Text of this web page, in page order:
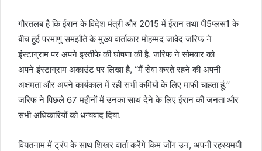
गौरतलब है कि ईरान के विदेश मंत्री और 2015 में ईरान तथा पी5प्लस1 के
बीच हुई परमाणु समझौते के मुख्य वार्ताकार मोहम्मद जावेद जरिफ ने
इंस्टाग्राम पर अपने इस्तीफे की घोषणा की है. जरिफ ने सोमवार को
अपने इंस्टाग्राम अकाउंट पर लिखा है, ‘‘मैं सेवा करते रहने की अपनी
अक्षमता और अपने कार्यकाल में रहीं सभी कमियों के लिए माफी चाहता हूं.’’
जरिफ ने पिछले 67 महीनों में उनका साथ देने के लिए ईरान की जनता और
सभी अधिकारियों को धन्यवाद दिया.
वियतनाम में ट्रंप के साथ शिखर वार्ता करेंगे किम जोंग उन, अपनी रहस्यमयी